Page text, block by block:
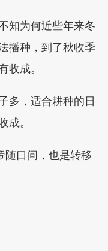
知为何近些年来冬
播种，到了秋收季
收成。
多，适合耕种的日
成。
随口问，也是转移